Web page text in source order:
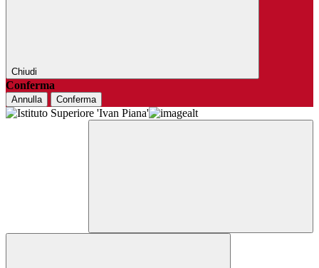
Chiudi
Conferma
Annulla Conferma